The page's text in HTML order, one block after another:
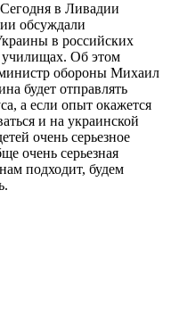
в Ливадии
обсуждали
в российских
училищах. Об этом
обороны Михаил
будет отправлять
а если опыт окажется
и на украинской
очень серьезное
очень серьезная
подходит, будем